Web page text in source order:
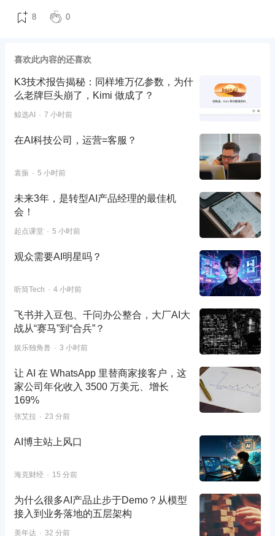
8 0
喜欢此内容的还喜欢
K3技术报告揭秘：同样堆万亿参数，为什
么老牌巨头崩了，Kimi 做成了？
鲸选AI 7 小时前
在AI科技公司，运营=客服？
袁振 5 小时前
未来3年，是转型AI产品经理的最佳机
会！
起点课堂 5 小时前
观众需要AI明星吗？
听筒Tech 4 小时前
飞书并入豆包、千问办公整合，大厂AI大
战从“赛马”到“合兵”？
娱乐独角兽 3 小时前
让 AI 在 WhatsApp 里替商家接客户，这
家公司年化收入 3500 万美元、增长
169%
张艾拉 23 分前
AI博主站上风口
海克财经 15 分前
为什么很多AI产品止步于Demo？从模型
接入到业务落地的五层架构
美年达 32 分前